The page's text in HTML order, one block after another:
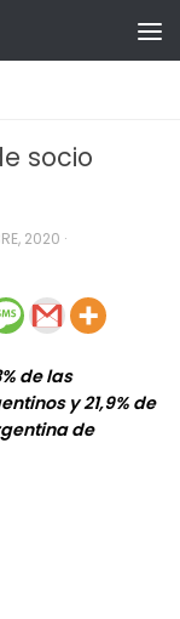
socio
2020 ·
de las
y 21,9% de
de